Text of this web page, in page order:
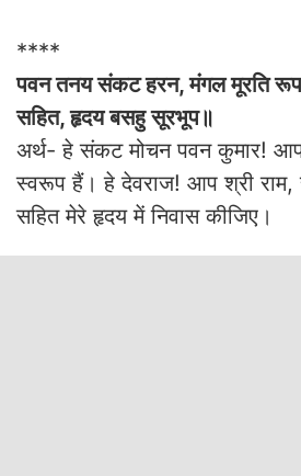
****
पवन तनय संकट हरन, मंगल मूरति
सहित, हृदय बसहु सूरभूप॥
अर्थ- हे संकट मोचन पवन कुमार!
स्वरूप हैं। हे देवराज! आप श्री राम,
सहित मेरे हृदय में निवास कीजिए।